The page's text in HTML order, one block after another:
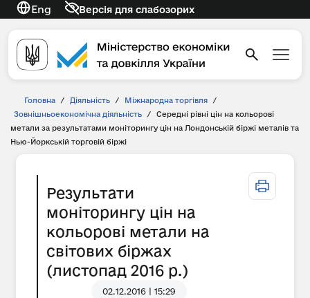
Eng Версія для слабозорих
Головна / Діяльність / Міжнародна торгівля
/
Зовнішньоекономічна діяльність
/
Середні рівні цін на кольорові
метали за результатами моніторингу цін на Лондонській біржі металів та
Нью-Йоркській торговій біржі
Результати
моніторингу цін на
кольорові метали на
світових біржах
(листопад 2016 р.)
02.12.2016 | 15:29